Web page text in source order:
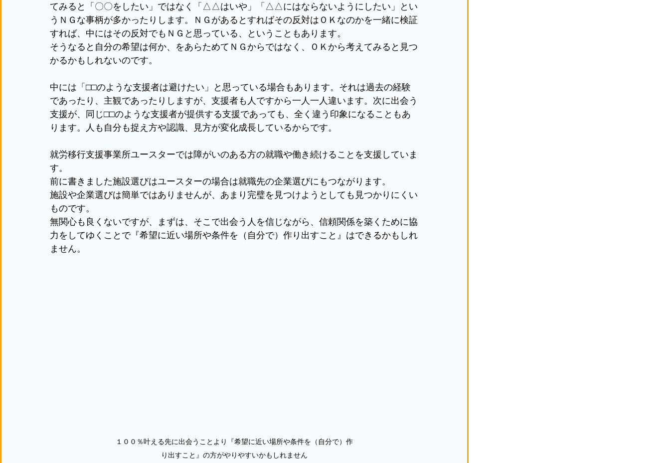
てみると「〇〇をしたい」ではなく「△△はいや」「△△にはならないようにしたい」とい
うＮＧな事柄が多かったりします。ＮＧがあるとすればその反対はＯＫなのかを一緒に検証
すれば、中にはその反対でもＮＧと思っている、ということもあります。
そうなると自分の希望は何か、をあらためてＮＧからではなく、ＯＫから考えてみると見つ
かるかもしれないのです。
中には「□□のような支援者は避けたい」と思っている場合もあります。それは過去の経験
であったり、主観であったりしますが、支援者も人ですから一人一人違います。次に出会う
支援が、同じ□□のような支援者が提供する支援であっても、全く違う印象になることもあ
ります。人も自分も捉え方や認識、見方が変化成長しているからです。
就労移行支援事業所ユースターでは障がいのある方の就職や働き続けることを支援していま
す。
前に書きました施設選びはユースターの場合は就職先の企業選びにもつながります。
施設や企業選びは簡単ではありませんが、あまり完璧を見つけようとしても見つかりにくい
ものです。
無関心も良くないですが、まずは、そこで出会う人を信じながら、信頼関係を築くために協
力をしてゆくことで『希望に近い場所や条件を（自分で）作り出すこと』はできるかもしれ
ません。
１００％叶える先に出会うことより『希望に近い場所や条件を（自分で）作
り出すこと』の方がやりやすいかもしれません